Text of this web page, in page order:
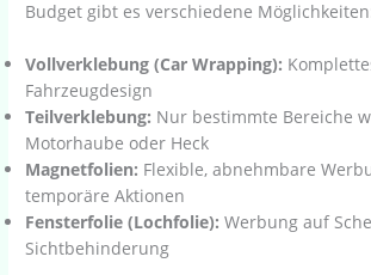
Budget gibt es verschiedene
Vollverklebung (Car Wrapping):
Fahrzeugdesign
Teilverklebung: Nur bestimmte Bereiche
Motorhaube oder Heck
Magnetfolien: Flexible, abnehmbare
temporäre Aktionen
Fensterfolie (Lochfolie): Werbung auf
Sichtbehinderung